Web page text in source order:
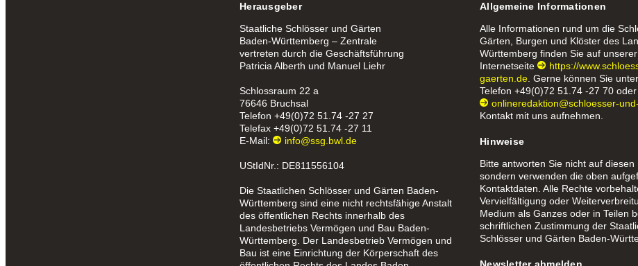
Herausgeber
Staatliche Schlösser und Gärten
Baden-Württemberg – Zentrale
vertreten durch die Geschäftsführung
Patricia Alberth und Manuel Liehr
Schlossraum 22 a
76646 Bruchsal
Telefon +49(0)72 51.74 -27 27
Telefax +49(0)72 51.74 -27 11
E-Mail:
info@ssg.bwl.de
UStIdNr.: DE811556104
Die Staatlichen Schlösser und Gärten Baden-
Württemberg sind eine nicht rechtsfähige Anstalt
des öffentlichen Rechts innerhalb des
Landesbetriebs Vermögen und Bau Baden-
Württemberg. Der Landesbetrieb Vermögen und
Bau ist eine Einrichtung der Körperschaft des
Allgemeine Informationen
Alle Informationen rund um die
Gärten, Burgen und Klöster des
Württemberg finden Sie auf unserer
Internetseite
https://
gaerten.de . Gerne können Sie unter
Telefon +49(0)72 51.74 -27 70
onlineredaktion@schloesser-
Kontakt mit uns aufnehmen.
Hinweise
Bitte antworten Sie nicht auf diesen
sondern verwenden die oben
Kontaktdaten. Alle Rechte
Vervielfältigung oder
Medium als Ganzes oder in Teilen
schriftlichen Zustimmung der
Schlösser und Gärten Baden-